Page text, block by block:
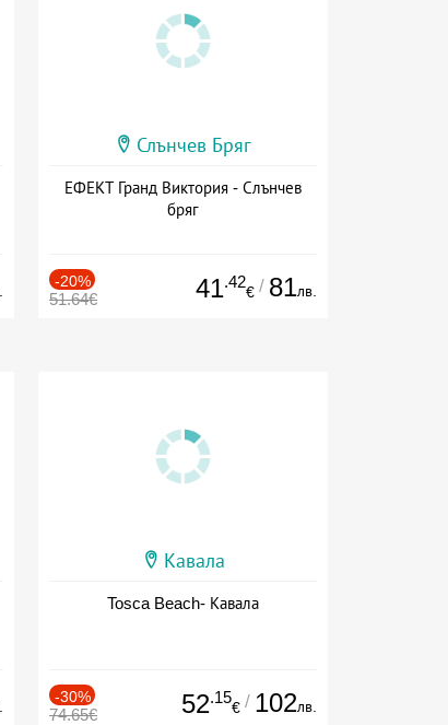
Слънчев Бряг
ЕФЕКТ Гранд Виктория - Слънчев
бряг
-20%
51.64€ 41.42
€ / 81лв.
Кавала
Tosca Beach- Кавала
-30%
74.65€ 52.15
€ / 102лв.